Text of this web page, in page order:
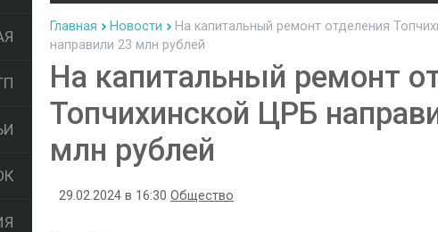
Главная Новости
На капитальный ремонт отделения
направили 23 млн рублей
На капитальный ремонт
Топчихинской ЦРБ
млн рублей
29.02.2024 в 16:30 Общество